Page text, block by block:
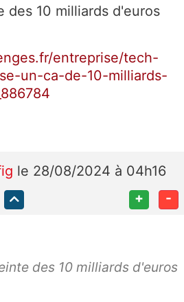
des 10 milliards d'euros
entreprise/tech-
un-ca-de-10-milliards-
le 28/08/2024 à 04h16
+ -
des 10 milliards d'euros